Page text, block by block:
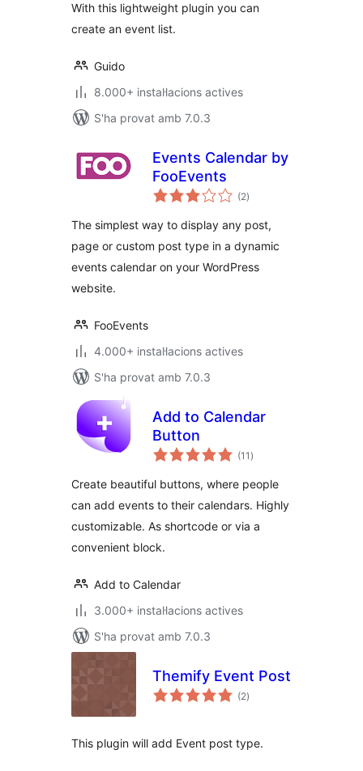
With this lightweight plugin you can
create an event list.
Guido
8.000+ instal·lacions actives
S'ha provat amb 7.0.3
Events Calendar by
FooEvents
(2puntuacions
totals
)
The simplest way to display any post,
page or custom post type in a dynamic
events calendar on your WordPress
website.
FooEvents
4.000+ instal·lacions actives
S'ha provat amb 7.0.3
Add to Calendar
Button
(11 puntuacions
totals
)
Create beautiful buttons, where people
can add events to their calendars. Highly
customizable. As shortcode or via a
convenient block.
Add to Calendar
3.000+ instal·lacions actives
S'ha provat amb 7.0.3
Themify Event Post
(2puntuacions
totals
)
This plugin will add Event post type.